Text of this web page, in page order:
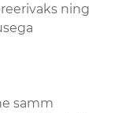
ning
samm